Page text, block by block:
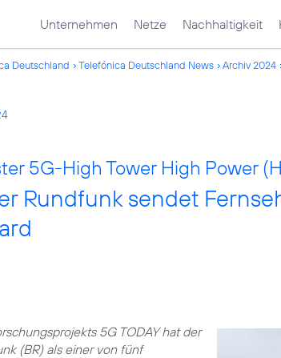
Unternehmen Netze Nachhaltigkeit
Deutschland Telefónica Deutschland News Archiv 2024
5G-High Tower High Power
Rundfunk sendet
5G TODAY hat der
(BR) als einer von fünf